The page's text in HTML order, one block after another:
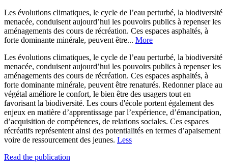
Les évolutions climatiques, le cycle de l’eau perturbé, la biodiversité
menacée, conduisent aujourd’hui les pouvoirs publics à repenser les
aménagements des cours de récréation. Ces espaces asphaltés, à
forte dominante minérale, peuvent être... More
Les évolutions climatiques, le cycle de l’eau perturbé, la biodiversité
menacée, conduisent aujourd’hui les pouvoirs publics à repenser les
aménagements des cours de récréation. Ces espaces asphaltés, à
forte dominante minérale, peuvent être renaturés. Redonner place au
végétal améliore le confort, le bien être des usagers tout en
favorisant la biodiversité. Les cours d'école portent également des
enjeux en matière d’apprentissage par l’expérience, d’émancipation,
d’acquisition de compétences, de relations sociales. Ces espaces
récréatifs représentent ainsi des potentialités en termes d’apaisement
voire de ressourcement des jeunes. Less
Read the publication